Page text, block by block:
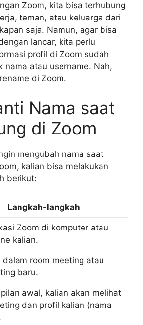
Zoom, kita bisa terhubung
teman, atau keluarga dari
saja. Namun, agar bisa
lancar, kita perlu
profil di Zoom sudah
nama atau username. Nah,
di Zoom.
Nama saat
di Zoom
mengubah nama saat
kalian bisa melakukan
berikut:
Langkah-langkah
Zoom di komputer atau
kalian.
dalam room meeting atau
baru.
awal, kalian akan melihat
dan profil kalian (nama